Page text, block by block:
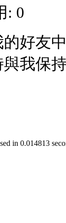
: 0
好友
我保
in 0.014813